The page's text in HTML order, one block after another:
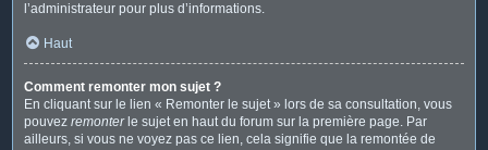
l’administrateur pour plus d’informations.
Haut
Comment remonter mon sujet ?
En cliquant sur le lien « Remonter le sujet » lors de sa consultation, vous
pouvez remonterle sujet en haut du forum sur la première page. Par
ailleurs, si vous ne voyez pas ce lien, cela signifie que la remontée de